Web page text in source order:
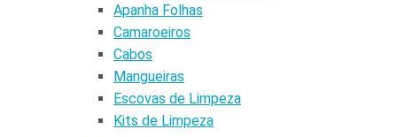
Apanha Folhas
Camaroeiros
Cabos
Mangueiras
Escovas de Limpeza
Kits de Limpeza